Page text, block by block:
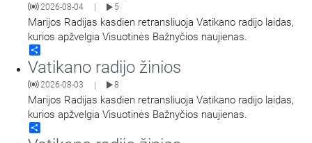
2026-08-04 5
Marijos Radijas kasdien retransliuoja Vatikano radijo laidas,
kurios apžvelgia Visuotinės Bažnyčios naujienas.
Vatikano radijo žinios
2026-08-03 | 8
Marijos Radijas kasdien retransliuoja Vatikano radijo laidas,
kurios apžvelgia Visuotinės Bažnyčios naujienas.